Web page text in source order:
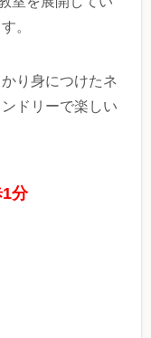
。
り身につけたネ
ドリーで楽しい
分